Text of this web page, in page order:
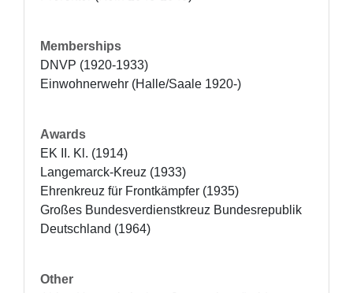
Memberships
DNVP (1920-1933)
Einwohnerwehr (Halle/Saale 1920-)
Awards
EK II. Kl. (1914)
Langemarck-Kreuz (1933)
Ehrenkreuz für Frontkämpfer (1935)
Großes Bundesverdienstkreuz Bundesrepublik
Deutschland (1964)
Other